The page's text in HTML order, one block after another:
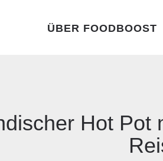
ÜBER FOODBOOST
Hot Pot